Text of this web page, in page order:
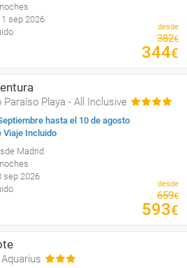
sep 2026
desde
382€
344€
Paraíso Playa - All Inclusive
hasta el 10 de agosto
Viaje Incluido
Madrid
sep 2026
desde
659€
593€